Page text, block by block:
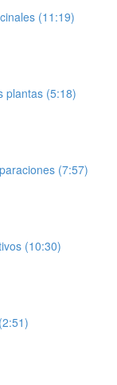
(11:19)
plantas (5:18)
(7:57)
(10:30)